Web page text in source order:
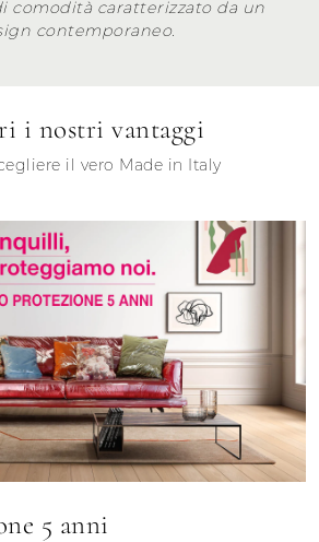
comodità caratterizzato da un
contemporaneo.
i nostri vantaggi
il vero Made in Italy
5 anni